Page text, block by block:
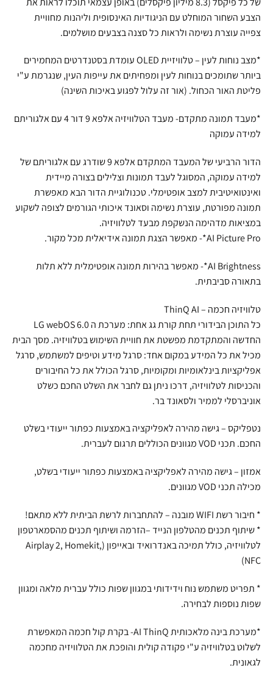
הצבע השחור המוחלט עם הניגודיות האינסופית וליהנות מחוויית
צפייה עוצרת נשימה ולראות כל סצנה בצבעים מושלמים.
*מצב נוחות לעין – טלוויזיית OLED עומדת בסטנדרטים המחמירים
ביותר שתומכים בנוחות לעין ומפחיתים את עייפות העין, שנגרמת ע"י
פליטת האור הכחול. (אור זה עלול לפגוע באיכות השינה)
*מעבד תמונה מתקדם- מעבד הטלוויזיה אלפא 9 דור 4 עם אלגוריתם
למידה עמוקה
הדור הרביעי של המעבד המתקדם אלפא 9 שודרג עם אלגוריתם של
למידה עמוקה, המסוגל לעבד תמונות וצלילים בצורה מיידית
ואינטואיטיבית למצב אופטימלי. טכנולוגיית הדור הבא מאפשרת
תמונה מפורטת, עוצרת נשימה וסאונד איכותי הגורמים לצופה לשקוע
במציאות מדהימה הנשקפת מבעד לטלוויזיה.
AI Picture Pro*- מאפשר הצגת תמונה אידיאלית מכל מקור.
AI Brightness*- מאפשר בהירות תמונה אופטימלית ללא תלות
בתאורה סביבתית.
טלוויזיה חכמה – ThinQ AI
כל התוכן הבידורי תחת קורת גג אחת: מערכת ה LG webOS 6.0
החדשה והמתקדמת מפשטת את חוויית השימוש בטלוויזיה. מסך הבית
מכיל את כל המידע במקום אחד: סרגל מידע וטיפים למשתמש, סרגל
אפליקציות בינלאומיות ומקומיות, סרגל הכולל את כל החיבורים
והכניסות לטלוויזיה, דרכו ניתן גם לחבר את השלט החכם כשלט
אוניברסלי לממיר ולסאונד בר.
נטפליקס – גישה מהירה לאפליקציה באמצעות כפתור ייעודי בשלט
החכם. תכני VOD מגוונים הכוללים תרגום לעברית.
אמזון – גישה מהירה לאפליקציה באמצעות כפתור ייעודי בשלט,
מכילה תכני VOD מגוונים.
* חיבור רשת WIFI מובנה – להתחברות לרשת הביתית ללא מתאם!
* שיתוף תכנים מהטלפון הנייד –הזרמה ושיתוף תכנים מהסמארטפון
לטלוויזיה, כולל תמיכה באנדרואיד ובאייפון (Airplay 2, Homekit,
NFC)
* תפריט משתמש נוח וידידותי במגוון שפות כולל עברית מלאה ומגוון
שפות נוספות לבחירה.
*מערכת בינה מלאכותית AI ThinQ- בקרת קול חכמה המאפשרת
לשלוט בטלוויזיה ע"י פקודה קולית והופכת את הטלוויזיה מחכמה
לגאונית.